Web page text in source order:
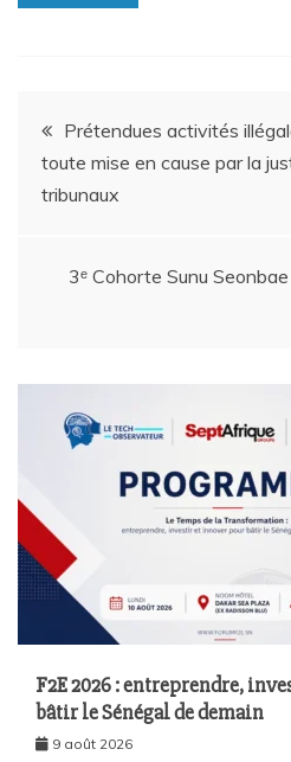
Prétendues activités
toute mise en cause par la
tribunaux
3ᵉ Cohorte Sunu
F2E 2026 : entreprendre,
bâtir le Sénégal de demain
9 août 2026